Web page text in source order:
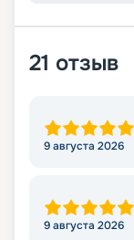
21 отзыв
9 августа 2026
9 августа 2026